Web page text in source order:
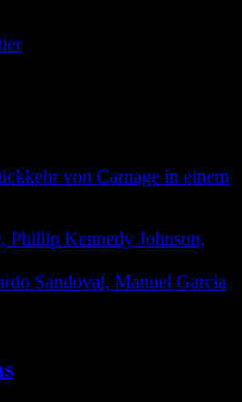
von Carnage in einem
Phillip Kennedy Johnson,
Sandoval, Manuel Garcia